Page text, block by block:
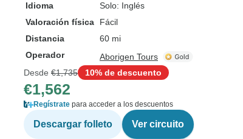
Idioma
Solo: Inglés
Valoración física
Fácil
Distancia
60 mi
Operador
Aborigen Tours
Desde €1,735 10% de descuento
€1,562
Regístrate para acceder a los descuentos
Descargar folleto Ver circuito